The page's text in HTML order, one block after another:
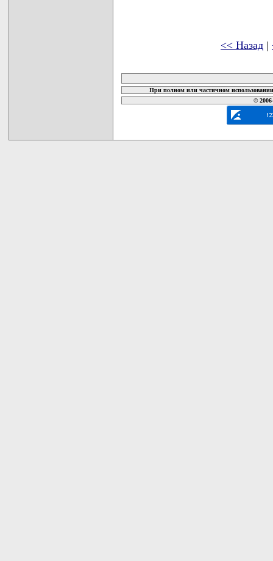
<< Назад |
При полном или частичном
©